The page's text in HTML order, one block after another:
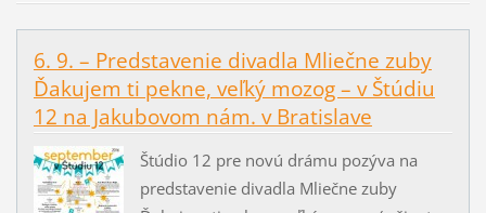
6. 9. – Predstavenie divadla Mliečne zuby
Ďakujem ti pekne, veľký mozog – v Štúdiu
12 na Jakubovom nám. v Bratislave
Štúdio 12 pre novú drámu pozýva na
predstavenie divadla Mliečne zuby